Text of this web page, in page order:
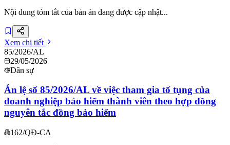
Nội dung tóm tắt của bản án đang được cập nhật...
Xem chi tiết
85/2026/AL
29/05/2026
Dân sự
Án lệ số 85/2026/AL về việc tham gia tố tụng của
doanh nghiệp bảo hiểm thành viên theo hợp đồng
nguyên tắc đồng bảo hiểm
162/QĐ-CA